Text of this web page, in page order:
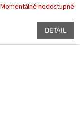
Momentálně nedostupné
DETAIL